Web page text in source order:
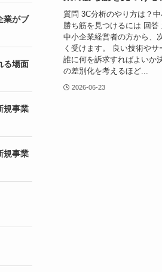
質問 3C分析のやり方は？
勝ち筋を見つけるには 回
中小企業経営者の方から、
く受けます。 良い技術やサ
誰に何を訴求すればよいか
の差別化を考えるほど...
2026-06-23
業がブ
る場面
規事業
規事業